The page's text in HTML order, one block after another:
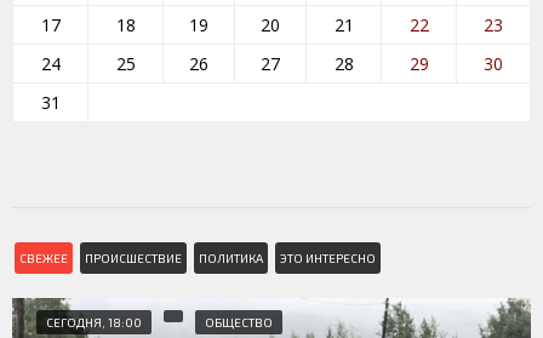
17
18 19 20 21 22
23
24
25 26 27 28 29
30
31
СВЕЖЕЕ ПРОИСШЕСТВИЕ ПОЛИТИКА ЭТО ИНТЕРЕСНО
СЕГОДНЯ, 18:00 ОБЩЕСТВО